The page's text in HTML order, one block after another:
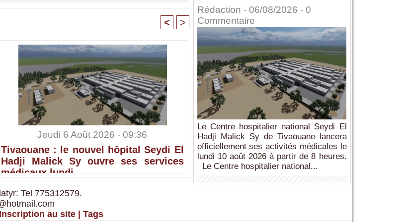
< >
Jeudi 6 Août 2026 - 09:36
Tivaouane : le nouvel hôpital Seydi El
Hadji Malick Sy ouvre ses services
médicaux lundi
Rédaction - 06/08/2026 - 0
Commentaire
Le Centre hospitalier national Seydi El
Hadji Malick Sy de Tivaouane lancera
officiellement ses activités médicales le
lundi 10 août 2026 à partir de 8 heures.
Le Centre hospitalier national...
Tel 775312579.
Inscription au site | Tags